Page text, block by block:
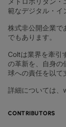
CONTRIBUTORS
範なデジタル・イ
株式非公開企業で
でもあります。
Coltは業界を牽引
の革新を、自身の
球への責任を以て
詳細については、